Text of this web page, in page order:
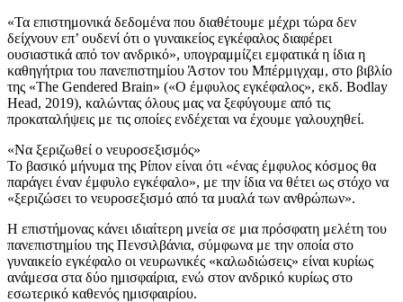
«Τα επιστημονικά δεδομένα που διαθέτουμε μέχρι τώρα δεν
δείχνουν επ’ ουδενί ότι ο γυναικείος εγκέφαλος διαφέρει
ουσιαστικά από τον ανδρικό», υπογραμμίζει εμφατικά η ίδια η
καθηγήτρια του πανεπιστημίου Άστον του Μπέρμιγχαμ, στο βιβλίο
της «The Gendered Brain» («Ο έμφυλος εγκέφαλος», εκδ. Bodlay
Head, 2019), καλώντας όλους μας να ξεφύγουμε από τις
προκαταλήψεις με τις οποίες ενδέχεται να έχουμε γαλουχηθεί.
«Να ξεριζωθεί ο νευροσεξισμός»
Το βασικό μήνυμα της Ρίπον είναι ότι «ένας έμφυλος κόσμος θα
παράγει έναν έμφυλο εγκέφαλο», με την ίδια να θέτει ως στόχο να
«ξεριζώσει το νευροσεξισμό από τα μυαλά των ανθρώπων».
Η επιστήμονας κάνει ιδιαίτερη μνεία σε μια πρόσφατη μελέτη του
πανεπιστημίου της Πενσιλβάνια, σύμφωνα με την οποία στο
γυναικείο εγκέφαλο οι νευρωνικές «καλωδιώσεις» είναι κυρίως
ανάμεσα στα δύο ημισφαίρια, ενώ στον ανδρικό κυρίως στο
εσωτερικό καθενός ημισφαιρίου.